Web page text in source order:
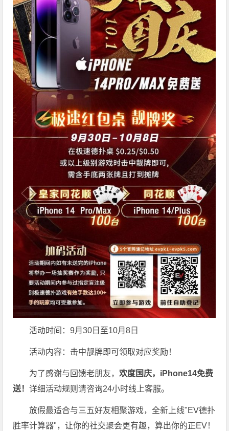
活动时间：9月30日至10月8日
活动内容：击中靓牌即可领取对应奖励！
为了感谢与回馈老朋友，欢度国庆，iPhone14免费
送！详细活动规则请咨询24小时线上客服。
放假最适合与三五好友相聚游戏，全新上线"EV德扑
胜率计算器"，让你的社交聚会更有趣，算出你的正EV！